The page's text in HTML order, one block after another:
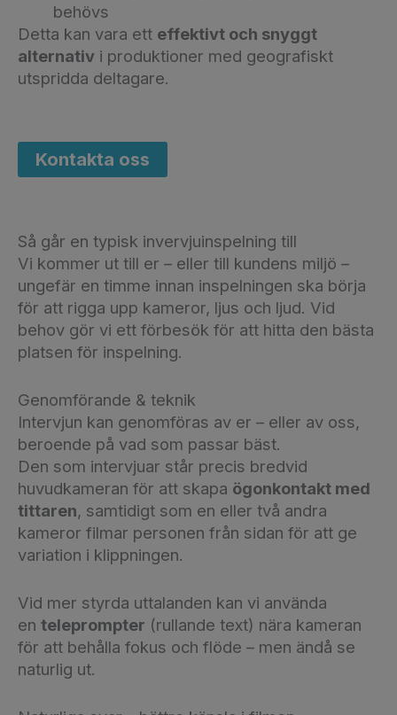
behövs
Detta kan vara ett effektivt och snyggt
alternativ i produktioner med geografiskt
utspridda deltagare.
Kontakta oss
Så går en typisk invervjuinspelning till
Vi kommer ut till er – eller till kundens miljö –
ungefär en timme innan inspelningen ska börja
för att rigga upp kameror, ljus och ljud. Vid
behov gör vi ett förbesök för att hitta den bästa
platsen för inspelning.
Genomförande & teknik
Intervjun kan genomföras av er – eller av oss,
beroende på vad som passar bäst.
Den som intervjuar står precis bredvid
huvudkameran för att skapa ögonkontakt med
tittaren, samtidigt som en eller två andra
kameror filmar personen från sidan för att ge
variation i klippningen.
Vid mer styrda uttalanden kan vi använda
en teleprompter (rullande text) nära kameran
för att behålla fokus och flöde – men ändå se
naturlig ut.